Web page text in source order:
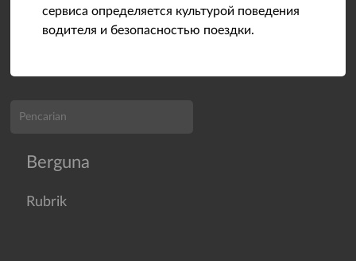
сервиса определяется культурой поведения
водителя и безопасностью поездки.
Berguna
Rubrik